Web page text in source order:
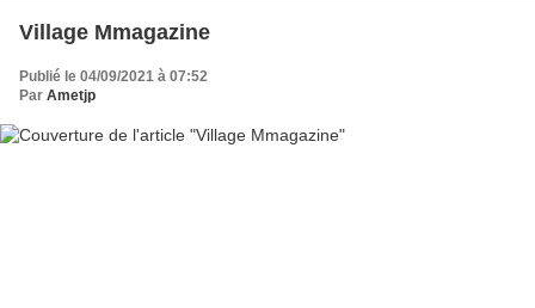
Village Mmagazine
Publié le 04/09/2021 à 07:52
Par Ametjp